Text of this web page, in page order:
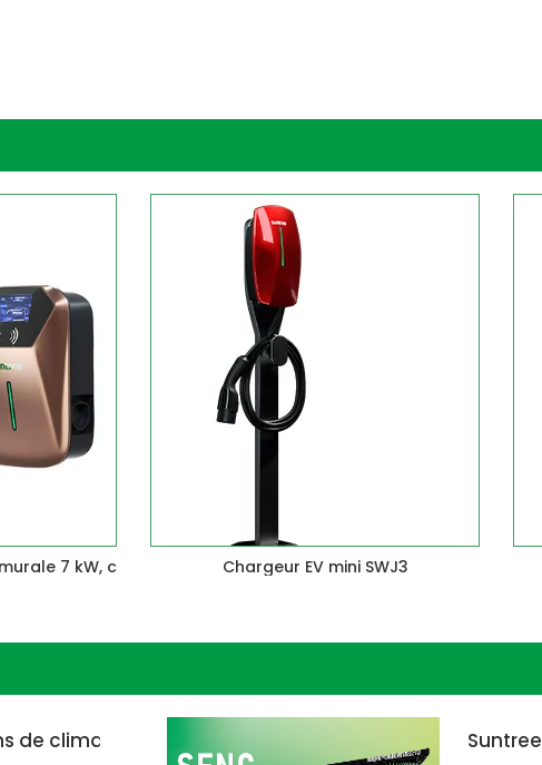
7 kW, chargeur EV en ChineChargeur EV mini SWJ3
de climatisation intelligentes au salon Hannover